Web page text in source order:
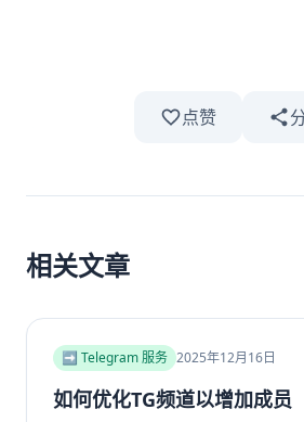
点赞
相关文章
➡️ Telegram 服务 2025年12月16日
如何优化TG频道以增加成员